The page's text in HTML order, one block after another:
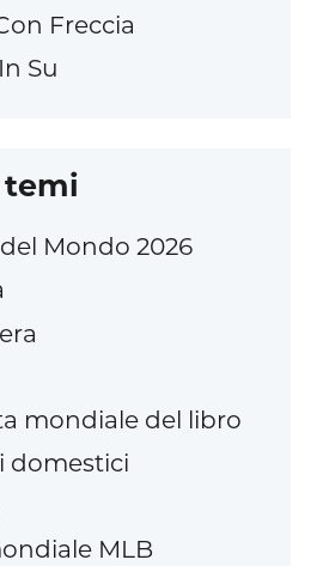
Freccia
Su
temi
Mondo 2026
mondiale del libro
domestici
MLB